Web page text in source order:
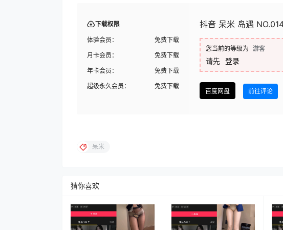
下载权限
体验会员：
免费下载
月卡会员：
免费下载
年卡会员：
免费下载
超级永久会员：
免费下载
抖音 呆米 岛遇
您当前的等级为 游客
请先 登录
百度网盘 前往评论
呆米
猜你喜欢